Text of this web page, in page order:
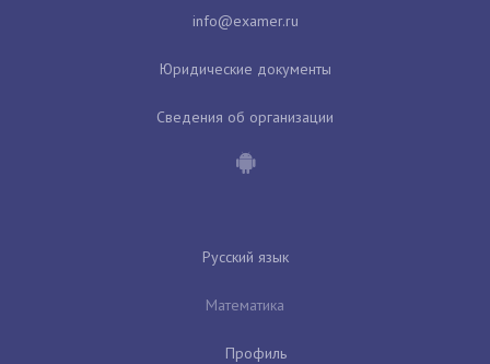
Юридические документы
Сведения об организации
Русский язык
Математика
Профиль